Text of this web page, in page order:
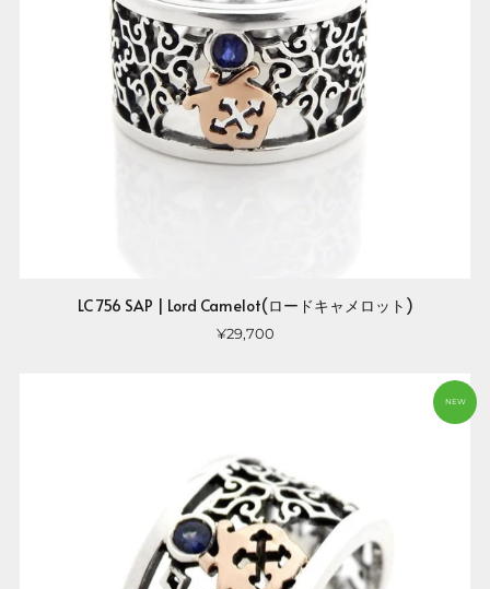
LC 756 SAP | Lord Camelot(ロードキャメロット)
¥29,700
NEW